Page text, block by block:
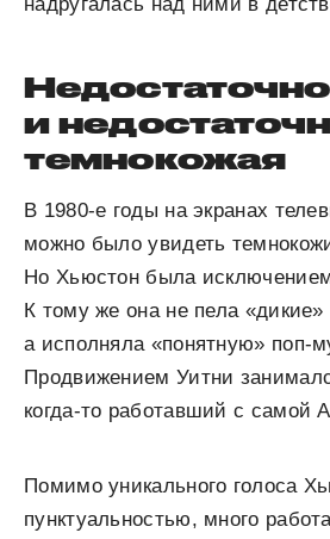
и
темнокожая
В 1980-е годы на экранах
можно было увидеть
Но Хьюстон была
К тому же она не пела «дикие»
а исполняла «понятную» поп-
Продвижением Уитни
когда-то работавший с самой
Помимо уникального голоса
пунктуальностью, много